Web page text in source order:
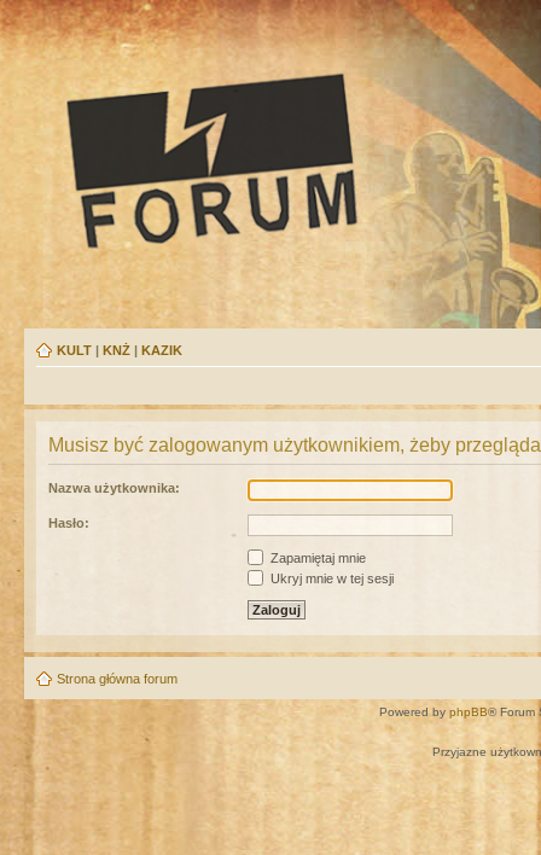
KULT | KNŻ | KAZIK
Musisz być zalogowanym użytkownikiem, żeby
Nazwa użytkownika:
Hasło:
Zapamiętaj mnie
Ukryj mnie w tej sesji
Strona główna forum
Powered by phpBB® Forum
Przyjazne